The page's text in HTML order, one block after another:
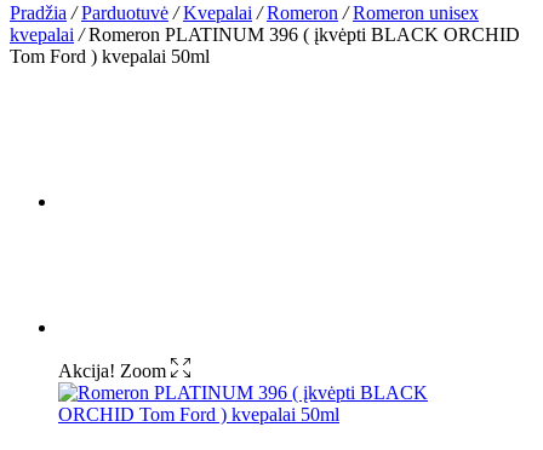
Pradžia / Parduotuvė / Kvepalai / Romeron / Romeron unisex
kvepalai /Romeron PLATINUM 396 ( įkvėpti BLACK ORCHID
Tom Ford ) kvepalai 50ml
Akcija! Zoom